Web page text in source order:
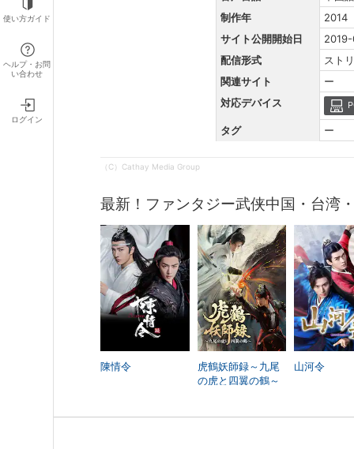
使い方ガイド
ヘルプ・お問
い合わせ
ログイン
制作年
2014
サイト公開開始日
配信形式
スト
関連サイト
ー
対応デバイス
タグ ー
（C）Cathay Media Group
最新！ファンタジー武侠中国・台湾
陳情令
虎鶴妖師録～九尾
の虎と四翼の鶴～
山河令